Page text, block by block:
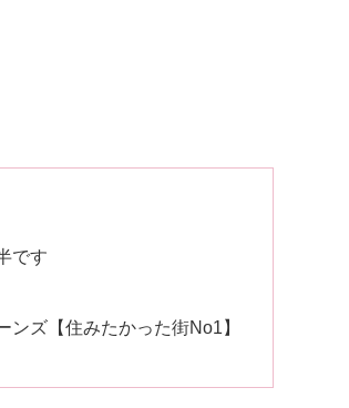
です
ズ【住みたかった街No1】